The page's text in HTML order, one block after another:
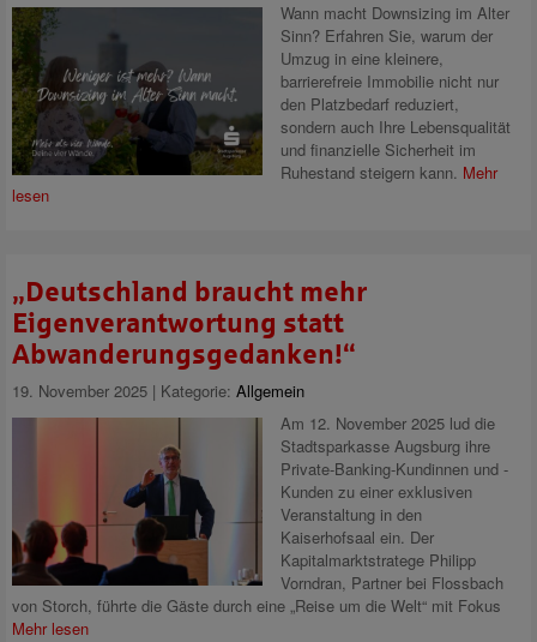
Wann macht Downsizing im Alter
Sinn? Erfahren Sie, warum der
Umzug in eine kleinere,
barrierefreie Immobilie nicht nur
den Platzbedarf reduziert,
sondern auch Ihre Lebensqualität
und finanzielle Sicherheit im
Ruhestand steigern kann. Mehr
lesen
„Deutschland braucht mehr
Eigenverantwortung statt
Abwanderungsgedanken!“
19. November 2025 | Kategorie: Allgemein
Am 12. November 2025 lud die
Stadtsparkasse Augsburg ihre
Private-Banking-Kundinnen und -
Kunden zu einer exklusiven
Veranstaltung in den
Kaiserhofsaal ein. Der
Kapitalmarktstratege Philipp
Vorndran, Partner bei Flossbach
von Storch, führte die Gäste durch eine „Reise um die Welt“ mit Fokus
Mehr lesen